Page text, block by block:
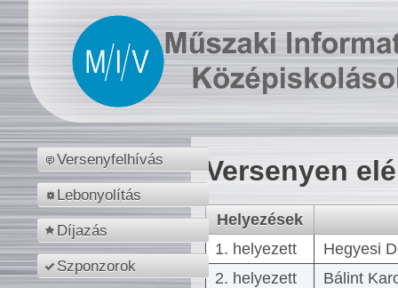
Versenyfelhívás
Lebonyolítás
Díjazás
Szponzorok
Versenyen
Helyezések
1. helyezett
Hegyesi
2. helyezett
Bálint